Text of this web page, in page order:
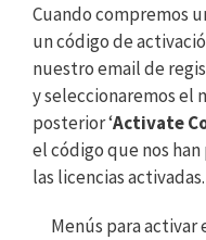
Cuando compremos
un código de
nuestro email de
y seleccionaremos el
posterior ‘Activate
el código que nos
las licencias activadas.
Menús para activar